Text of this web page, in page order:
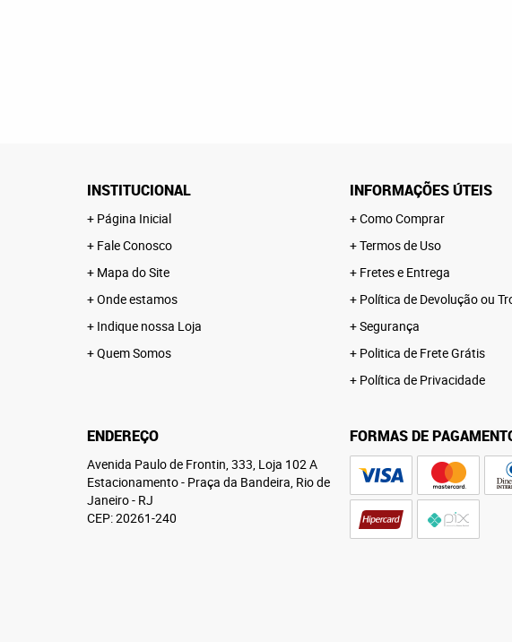
INSTITUCIONAL
Página Inicial
Fale Conosco
Mapa do Site
Onde estamos
Indique nossa Loja
Quem Somos
INFORMAÇÕES ÚTEIS
Como Comprar
Termos de Uso
Fretes e Entrega
Política de Devolução ou
Segurança
Politica de Frete Grátis
Política de Privacidade
ENDEREÇO
Avenida Paulo de Frontin, 333, Loja 102 A
Estacionamento- Praça da Bandeira, Rio de
Janeiro- RJ
CEP: 20261-240
FORMAS DE